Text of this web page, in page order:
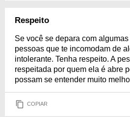
Respeito
Se você se depara com
pessoas que te incomodam de
intolerante. Tenha respeito. A
respeitada por quem ela é abre
possam se entender muito
COPIAR